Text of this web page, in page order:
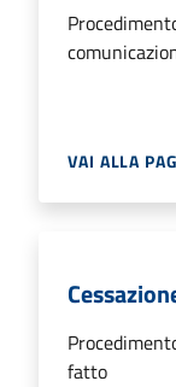
VAI ALLA
fatto